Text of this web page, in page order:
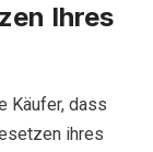
Ihres
Käufer, dass
ihres